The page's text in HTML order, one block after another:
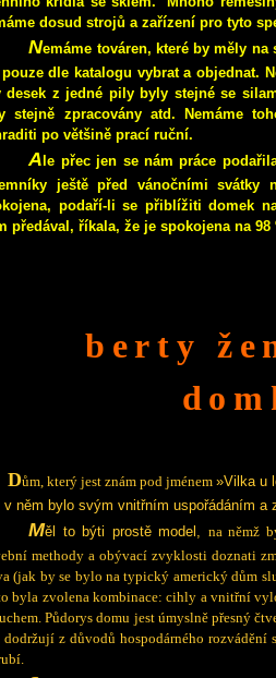
dosud strojů a zařízení pro tyto
Nemáme továren, které by měly
pouze dle katalogu vybrat a objednat.
desek z jedné pily byly stejné se
stejně zpracovány atd.
Nemáme
po většině prací ruční.
A le přec jen se nám práce
ještě před vánočními svátky
podaří-li se přiblížiti domek
předával, říkala, že je spokojena na
berty
ům, který jest znám pod jménem »Vilka u
v něm bylo svým vnitřním uspořádáním a
Měl to býti prostě model, na němž
methody a obývací zvyklosti doznati
(jak by se bylo na typický americký dům
byla zvolena kombinace: cihly a vnitřní
Půdorys domu jest úmyslně přesný
dodržují z důvodů hospodárného